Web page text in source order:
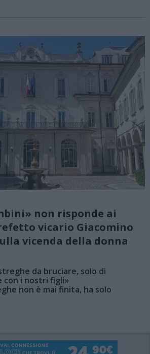
non risponde ai
vicario Giacomino
vicenda della donna
da bruciare, solo di
con i nostri figli»
non è mai finita, ha solo